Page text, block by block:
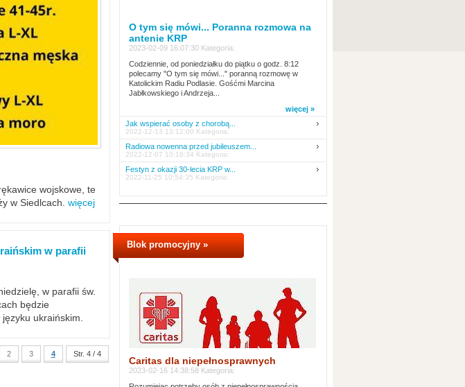
wojskowe, te
w Siedlcach. więcej
w parafii
w parafii św.
będzie
ukraińskim.
2 3 4 Str. 4 / 4
O tym się mówi... Poranna rozmowa na
antenie KRP
2023-02-09 16:07:30 Kategoria:
Codziennie, od poniedziałku do piątku o godz. 8:12
polecamy "O tym się mówi..." poranną rozmowę w
Katolickim Radiu Podlasie. Gośćmi Marcina
Jabłkowskiego i Andrzeja...
więcej »
Jak wspierać osoby z chorobą...
2022-12-13 13:12:00 Kategoria:
Radiowa nowenna przed jubileuszem...
2022-12-07 10:16:34 Kategoria:
Festyn z okazji 30-lecia KRP w...
2022-11-25 10:54:35 Kategoria:
Blok promocyjny »
Caritas dla niepełnosprawnych
2023-02-16 14:38:58 Kategoria: